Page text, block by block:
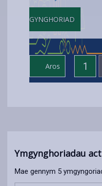
Aros 1
GWELER YR
Ymgynghoriadau
Mae gennym 5